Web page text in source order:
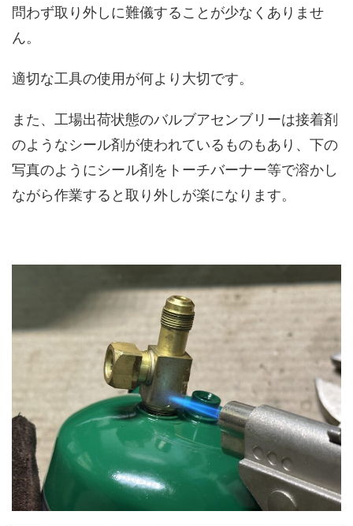
問わず取り外しに難儀することが少なくありませ
ん。
適切な工具の使用が何より大切です。
また、工場出荷状態のバルブアセンブリーは接着剤
のようなシール剤が使われているものもあり、下の
写真のようにシール剤をトーチバーナー等で溶かし
ながら作業すると取り外しが楽になります。